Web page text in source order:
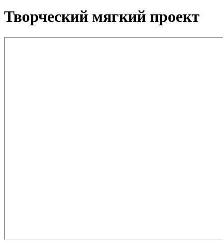
Творческий мягкий проект